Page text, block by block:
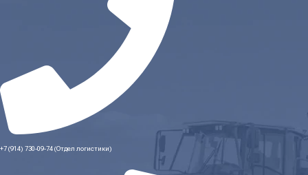
+7 (914) 730-09-74 (Отдел логистики)